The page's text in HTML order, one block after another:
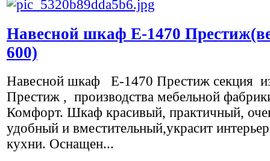
Навесной шкаф Е-1470
600)
Навесной шкаф Е-1470 Престиж секция
Престиж , производства мебельной
Комфорт. Шкаф красивый, практичный,
удобный и вместительный,украсит
кухни. Оснащен...